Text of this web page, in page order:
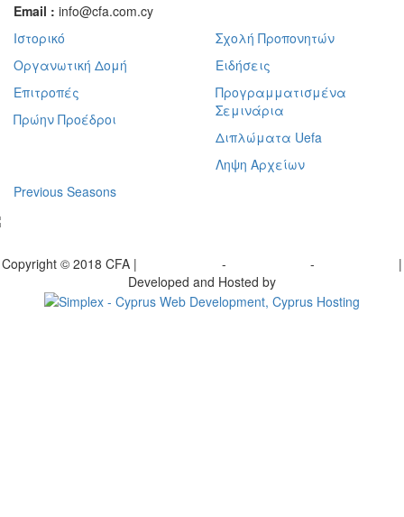
Email : info@cfa.com.cy
Ιστορικό
Οργανωτική Δομή
Επιτροπές
Πρώην Προέδροι
Σχολή Προπονητών
Ειδήσεις
Προγραμματισμένα
Σεμινάρια
Διπλώματα Uefa
Ληψη Αρχείων
Previous Seasons
Copyright © 2018 CFA | - -
|
Developed and Hosted by